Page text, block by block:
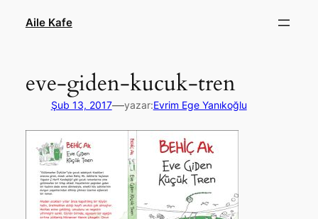
Aile Kafe
eve-giden-kucuk-tren
Şub 13, 2017—yazar:Evrim Ege Yanıkoğlu